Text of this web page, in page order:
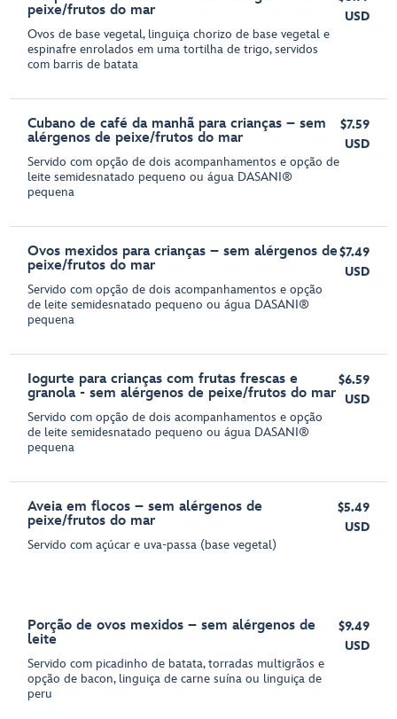
peixe/frutos do mar
Ovos de base vegetal, linguiça chorizo de base vegetal e
espinafre enrolados em uma tortilha de trigo, servidos
com barris de batata
USD
Cubano de café da manhã para crianças – sem
alérgenos de peixe/frutos do mar
Servido com opção de dois acompanhamentos e opção de
leite semidesnatado pequeno ou água DASANI®
pequena
$7.59
USD
Ovos mexidos para crianças – sem alérgenos de
peixe/frutos do mar
Servido com opção de dois acompanhamentos e opção
de leite semidesnatado pequeno ou água DASANI®
pequena
$7.49
USD
Iogurte para crianças com frutas frescas e
granola - sem alérgenos de peixe/frutos do mar
Servido com opção de dois acompanhamentos e opção
de leite semidesnatado pequeno ou água DASANI®
pequena
$6.59
USD
Aveia em flocos – sem alérgenos de
peixe/frutos do mar
Servido com açúcar e uva-passa (base vegetal)
$5.49
USD
Porção de ovos mexidos – sem alérgenos de
leite
Servido com picadinho de batata, torradas multigrãos e
opção de bacon, linguiça de carne suína ou linguiça de
peru
$9.49
USD